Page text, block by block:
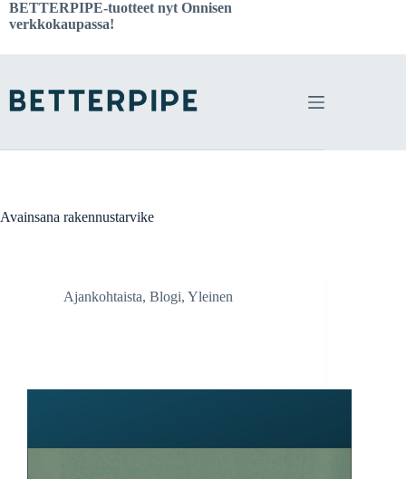
Skip
to
BETTERPIPE-tuotteet nyt Onnisen
verkkokaupassa!
Avainsana rakennustarvike
Ajankohtaista, Blogi, Yleinen